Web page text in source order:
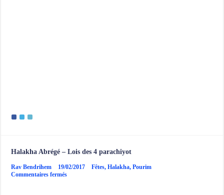
Halakha Abrégé – Lois des 4 parachiyot
Rav Bendrihem 19/02/2017 Fêtes,Halakha,Pourim
Commentaires ferméssur